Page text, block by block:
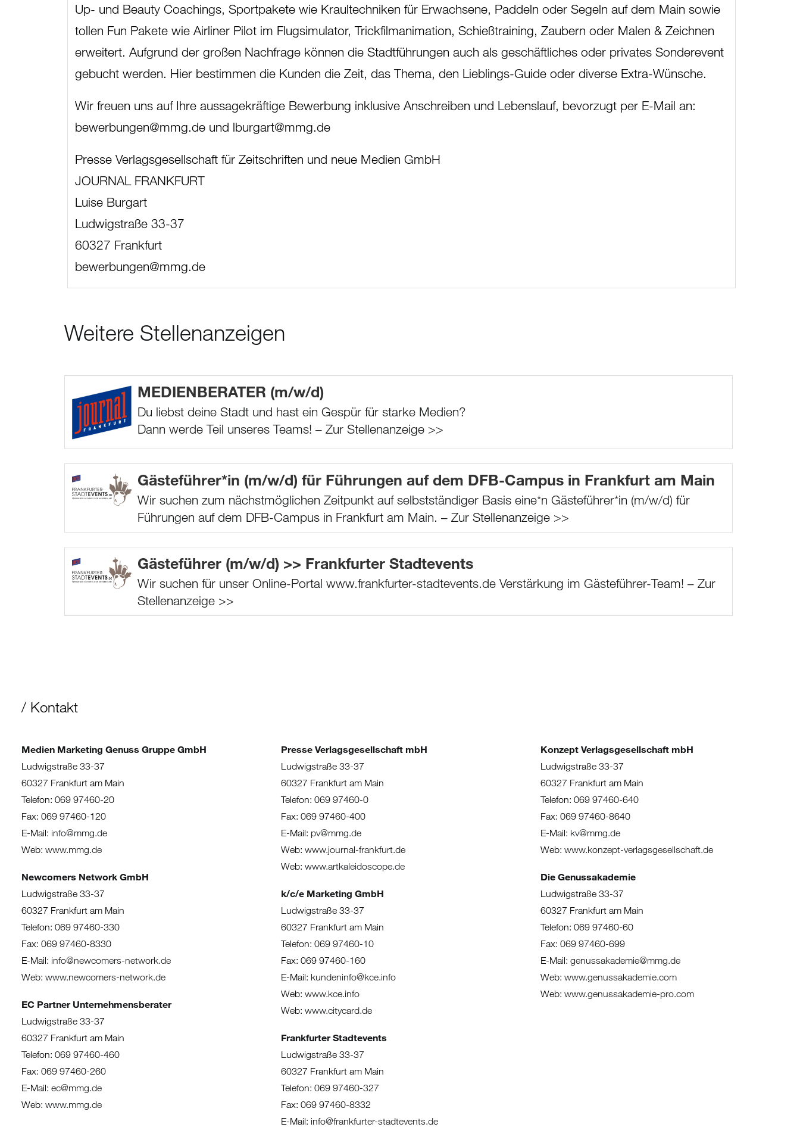
Up- und Beauty Coachings, Sportpakete wie Kraultechniken für Erwachsene, Paddeln oder Segeln auf dem Main sowie
tollen Fun Pakete wie Airliner Pilot im Flugsimulator, Trickfilmanimation, Schießtraining, Zaubern oder Malen & Zeichnen
erweitert. Aufgrund der großen Nachfrage können die Stadtführungen auch als geschäftliches oder privates Sonderevent
gebucht werden. Hier bestimmen die Kunden die Zeit, das Thema, den Lieblings-Guide oder diverse Extra-Wünsche.
Wir freuen uns auf Ihre aussagekräftige Bewerbung inklusive Anschreiben und Lebenslauf, bevorzugt per E-Mail an:
bewerbungen@mmg.de und lburgart@mmg.de
Presse Verlagsgesellschaft für Zeitschriften und neue Medien GmbH
JOURNAL FRANKFURT
Luise Burgart
Ludwigstraße 33-37
60327 Frankfurt
bewerbungen@mmg.de
Weitere Stellenanzeigen
MEDIENBERATER (m/w/d)
Du liebst deine Stadt und hast ein Gespür für starke Medien?
Dann werde Teil unseres Teams! – Zur Stellenanzeige >>
Gästeführer*in (m/w/d) für Führungen auf dem DFB-Campus in Frankfurt am Main
Wir suchen zum nächstmöglichen Zeitpunkt auf selbstständiger Basis eine*n Gästeführer*in (m/w/d) für
Führungen auf dem DFB-Campus in Frankfurt am Main. – Zur Stellenanzeige >>
Gästeführer (m/w/d) >> Frankfurter Stadtevents
Wir suchen für unser Online-Portal www.frankfurter-stadtevents.de Verstärkung im Gästeführer-Team! – Zur
Stellenanzeige >>
/ Kontakt
Medien Marketing Genuss Gruppe GmbH
Ludwigstraße 33-37
60327 Frankfurt am Main
Telefon: 069 97460-20
Fax: 069 97460-120
E-Mail: info@mmg.de
Web: www.mmg.de
Newcomers Network GmbH
Ludwigstraße 33-37
60327 Frankfurt am Main
Telefon: 069 97460-330
Fax: 069 97460-8330
E-Mail: info@newcomers-network.de
Web: www.newcomers-network.de
EC Partner Unternehmensberater
Ludwigstraße 33-37
60327 Frankfurt am Main
Telefon: 069 97460-460
Fax: 069 97460-260
E-Mail: ec@mmg.de
Web: www.mmg.de
Presse Verlagsgesellschaft mbH
Ludwigstraße 33-37
60327 Frankfurt am Main
Telefon: 069 97460-0
Fax: 069 97460-400
E-Mail: pv@mmg.de
Web: www.journal-frankfurt.de
Web: www.artkaleidoscope.de
k/c/e Marketing GmbH
Ludwigstraße 33-37
60327 Frankfurt am Main
Telefon: 069 97460-10
Fax: 069 97460-160
E-Mail: kundeninfo@kce.info
Web: www.kce.info
Web: www.citycard.de
Frankfurter Stadtevents
Ludwigstraße 33-37
60327 Frankfurt am Main
Telefon: 069 97460-327
Fax: 069 97460-8332
E-Mail: info@frankfurter-stadtevents.de
Konzept Verlagsgesellschaft mbH
Ludwigstraße 33-37
60327 Frankfurt am Main
Telefon: 069 97460-640
Fax: 069 97460-8640
E-Mail: kv@mmg.de
Web: www.konzept-verlagsgesellschaft.de
Die Genussakademie
Ludwigstraße 33-37
60327 Frankfurt am Main
Telefon: 069 97460-60
Fax: 069 97460-699
E-Mail: genussakademie@mmg.de
Web: www.genussakademie.com
Web: www.genussakademie-pro.com